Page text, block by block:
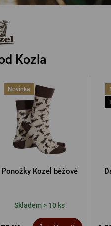
Kozla
Novinka
Ponožky Kozel béžové
Skladem > 10 ks